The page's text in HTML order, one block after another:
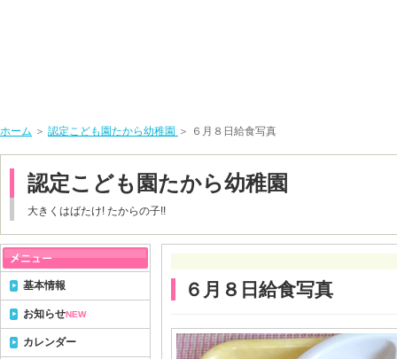
ホーム ＞ 認定こども園たから幼稚園 ＞ ６月８日給食写真
認定こども園たから幼稚園
大きくはばたけ! たからの子!!
６月８日給食写真
基本情報
お知らせNEW
カレンダー